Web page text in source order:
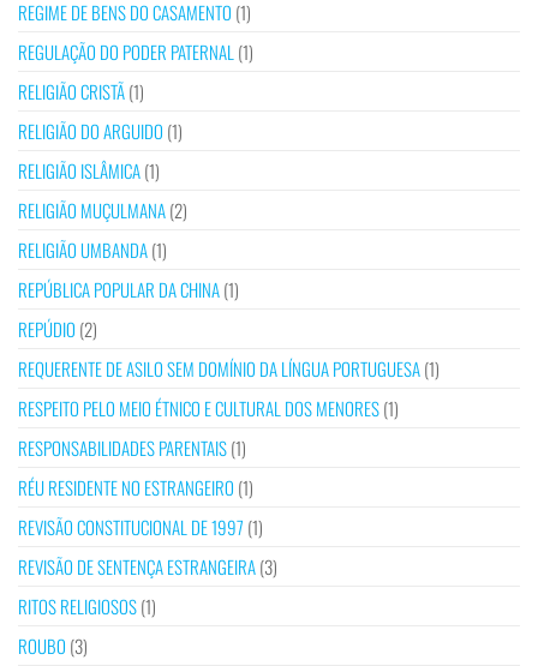
REGIME DE BENS DO CASAMENTO (1)
REGULAÇÃO DO PODER PATERNAL (1)
RELIGIÃO CRISTÃ(1)
RELIGIÃO DO ARGUIDO (1)
RELIGIÃO ISLÂMICA(1)
RELIGIÃO MUÇULMANA(2)
RELIGIÃO UMBANDA(1)
REPÚBLICA POPULAR DA CHINA(1)
REPÚDIO (2)
REQUERENTE DE ASILO SEM DOMÍNIO DA LÍNGUA PORTUGUESA(1)
RESPEITO PELO MEIO ÉTNICO E CULTURAL DOS MENORES(1)
RESPONSABILIDADES PARENTAIS(1)
RÉU RESIDENTE NO ESTRANGEIRO (1)
REVISÃO CONSTITUCIONAL DE 1997 (1)
REVISÃO DE SENTENÇA ESTRANGEIRA(3)
RITOS RELIGIOSOS(1)
ROUBO (3)